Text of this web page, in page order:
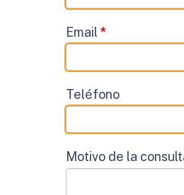
Email *
Teléfono
Motivo de la